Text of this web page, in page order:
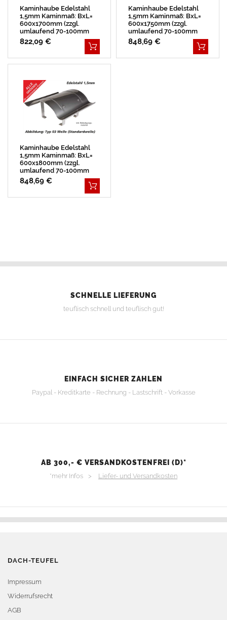
Kaminhaube Edelstahl
1,5mm Kaminmaß: BxL=
600x1700mm (zzgl.
umlaufend 70-100mm
Überstand)
822,09 €
Kaminhaube Edelstahl
1,5mm Kaminmaß: BxL=
600x1750mm (zzgl.
umlaufend 70-100mm
Überstand)
848,69 €
Kaminhaube Edelstahl
1,5mm Kaminmaß: BxL=
600x1800mm (zzgl.
umlaufend 70-100mm
Überstand)
848,69 €
SCHNELLE LIEFERUNG
teuflisch schnell und teuflisch gut!
EINFACH SICHER ZAHLEN
Paypal - Kreditkarte - Rechnung - Lastschrift - Vorkasse
AB 300,- € VERSANDKOSTENFREI (D)*
*mehr Infos > Liefer- und Versandkosten
DACH-TEUFEL
Impressum
Widerrufsrecht
AGB